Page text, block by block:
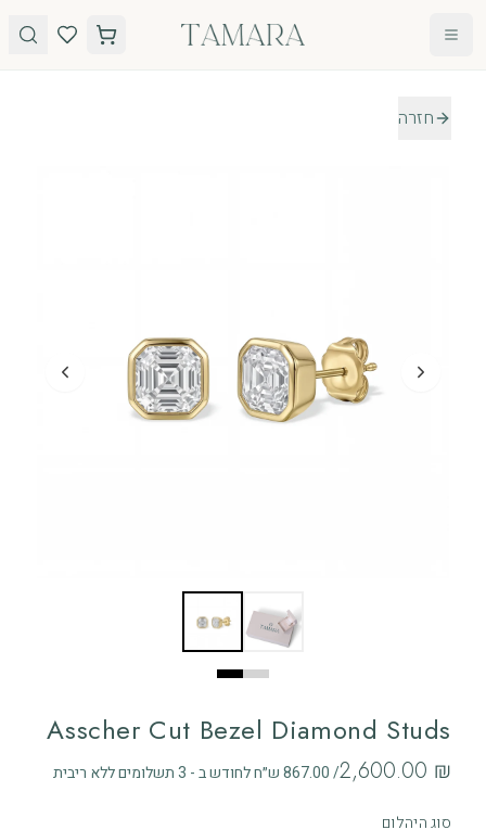
הטבעות
חזרה
Asscher Cut Bezel Diamond Studs
‏2,600.00 ₪ / 867.00 ש״ח לחודש ב - 3 תשלומים ללא ריבית
סוג היהלום